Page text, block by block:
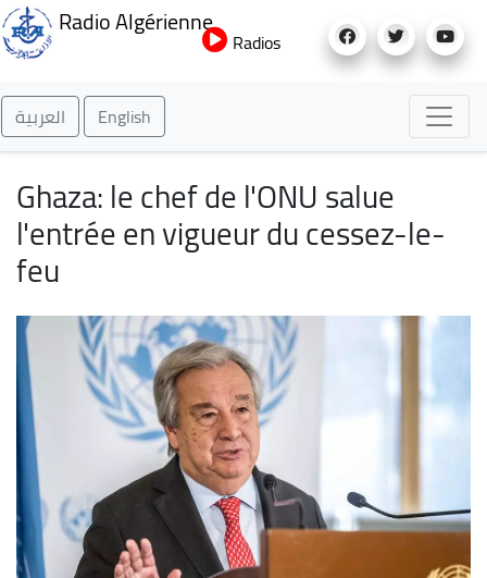
au
Radio Algérienne
Radios
العربية English
Ghaza: le chef de l'ONU salue
l'entrée en vigueur du cessez-le-
feu